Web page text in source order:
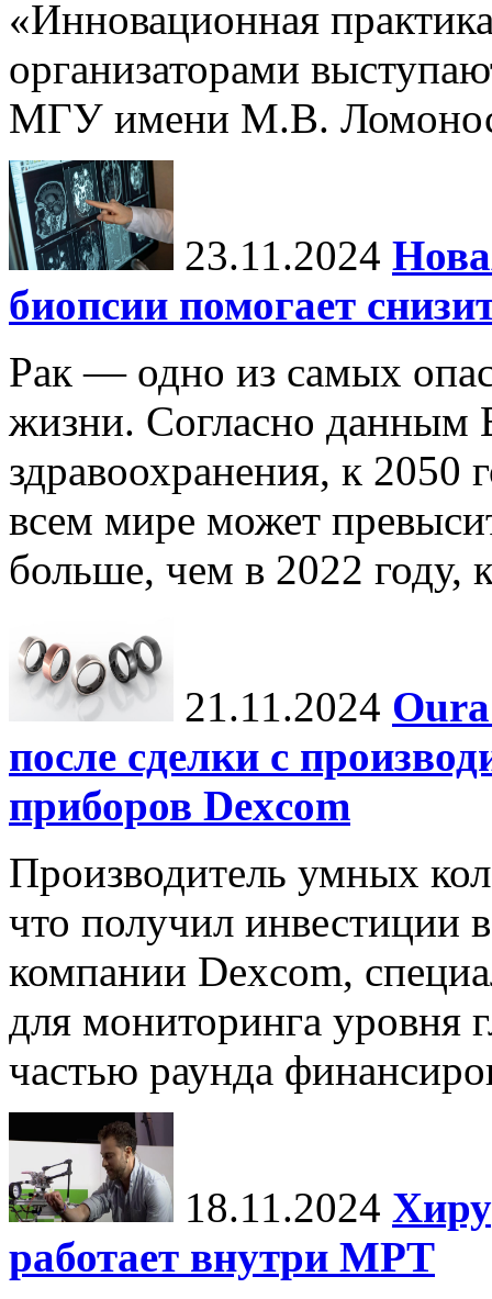
«Инновационная
организаторами
МГУ имени М.В.
23.11.2024
биопсии помогает
Рак — одно из самых
жизни. Согласно данным
здравоохранения, к 2050
всем мире может
больше, чем в 2022 году,
21.11.2024
после сделки с
приборов Dexcom
Производитель умных
что получил инвестиции
компании Dexcom,
для мониторинга уровня
частью раунда
18.11.2024
работает внутри МРТ